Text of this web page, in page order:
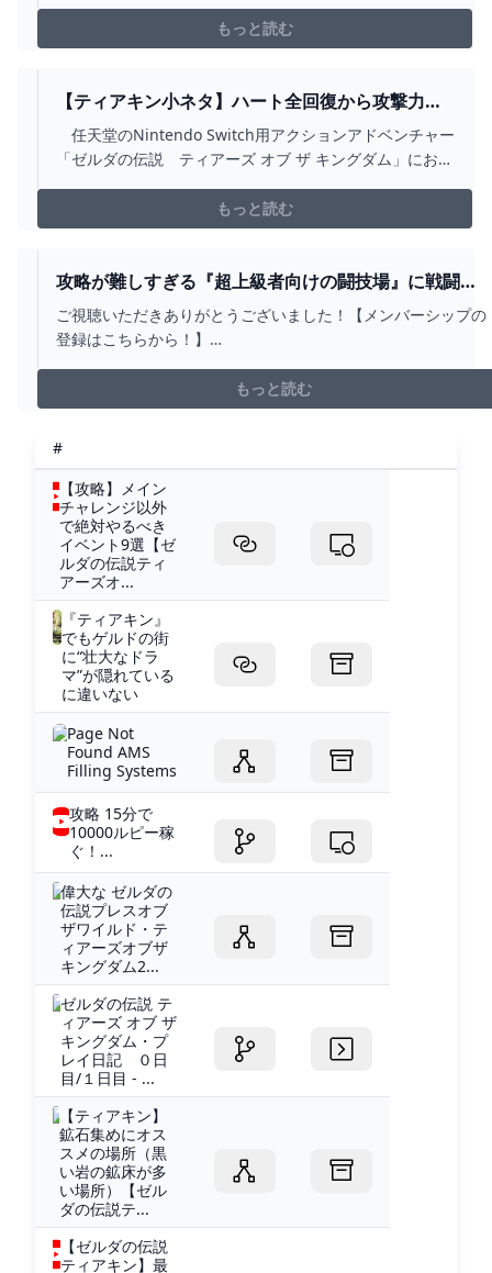
いと言ってもいいくらいです。ブレワイの時のリンク
もっと読む
【ティアキン小ネタ】ハート全回復から攻撃力ア
ップまで。おすすめの料理を紹介！【ゼルダの伝
説】 - GAME WATCH
任天堂のNintendo Switch用アクションアドベンチャー
「ゼルダの伝説 ティアーズ オブ ザ キングダム」におけ
レに関する記載が含まれているため注意してほしい。
もっと読む
攻略が難しすぎる『超上級者向けの闘技場』に戦闘初
心者が挑んでみたら....【ゼルダの伝説 ティアーズ オブ
ザ キングダム / 検証 / バグ】 - YOUTUBE
ご視聴いただきありがとうございました！【メンバーシップの
登録はこちらから！】
考にさせていただいた動画はこちら】
https://youtu.be/e_VwNcp93SI?si=paKsvXWqbn61IRrh---...
もっと読む
#
【攻略】メイン
チャレンジ以外
で絶対やるべき
イベント9選【ゼ
ルダの伝説ティ
アーズオ...
『ティアキン』
でもゲルドの街
に“壮大なドラ
マ”が隠れている
に違いない
Page Not
Found AMS
Filling Systems
攻略 15分で
10000ルピー稼
ぐ！...
偉大な ゼルダの
伝説プレスオブ
ザワイルド・テ
ィアーズオブザ
キングダム2...
ゼルダの伝説 テ
ィアーズ オブ ザ
キングダム・プ
レイ日記 ０日
目/１日目 - ...
【ティアキン】
鉱石集めにオス
スメの場所（黒
い岩の鉱床が多
い場所）【ゼル
ダの伝説テ...
【ゼルダの伝説
ティアキン】最